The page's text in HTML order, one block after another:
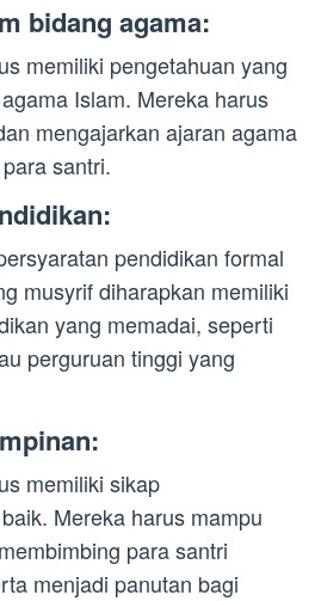
bidang agama:
memiliki pengetahuan yang
Islam. Mereka harus
mengajarkan ajaran agama
santri.
pendidikan formal
musyrif diharapkan memiliki
yang memadai, seperti
perguruan tinggi yang
memiliki sikap
Mereka harus mampu
para santri
menjadi panutan bagi